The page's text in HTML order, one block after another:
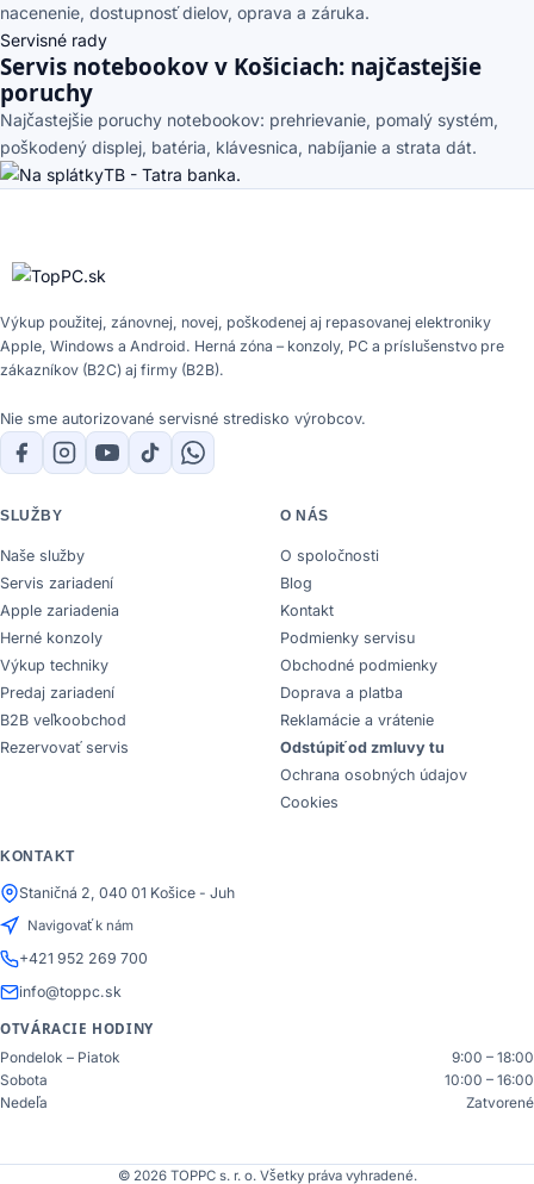
nacenenie, dostupnosť dielov, oprava a záruka.
Servisné rady
Servis notebookov v Košiciach: najčastejšie
poruchy
Najčastejšie poruchy notebookov: prehrievanie, pomalý systém,
poškodený displej, batéria, klávesnica, nabíjanie a strata dát.
Výkup použitej, zánovnej, novej, poškodenej aj repasovanej elektroniky
Apple, Windows a Android. Herná zóna – konzoly, PC a príslušenstvo pre
zákazníkov (B2C) aj firmy (B2B).
Nie sme autorizované servisné stredisko výrobcov.
SLUŽBY
Naše služby
Servis zariadení
Apple zariadenia
Herné konzoly
Výkup techniky
Predaj zariadení
B2B veľkoobchod
Rezervovať servis
O NÁS
O spoločnosti
Blog
Kontakt
Podmienky servisu
Obchodné podmienky
Doprava a platba
Reklamácie a vrátenie
Odstúpiť od zmluvy tu
Ochrana osobných údajov
Cookies
KONTAKT
Staničná 2, 040 01 Košice - Juh
Navigovať k nám
+421 952 269 700
info@toppc.sk
OTVÁRACIE HODINY
Pondelok – Piatok
9:00 – 18:00
Sobota
10:00 – 16:00
Nedeľa
Zatvorené
© 2026 TOPPC s. r. o. Všetky práva vyhradené.